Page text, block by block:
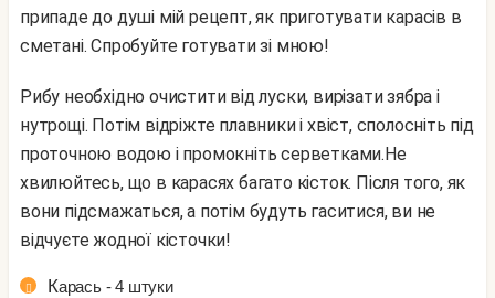
припаде до душі мій рецепт, як приготувати карасів в
сметані. Спробуйте готувати зі мною!
Рибу необхідно очистити від луски, вирізати зябра і
нутрощі. Потім відріжте плавники і хвіст, сполосніть під
проточною водою і промокніть серветками.Не
хвилюйтесь, що в карасях багато кісток. Після того, як
вони підсмажаться, а потім будуть гаситися, ви не
відчуєте жодної кісточки!
Карась - 4 штуки